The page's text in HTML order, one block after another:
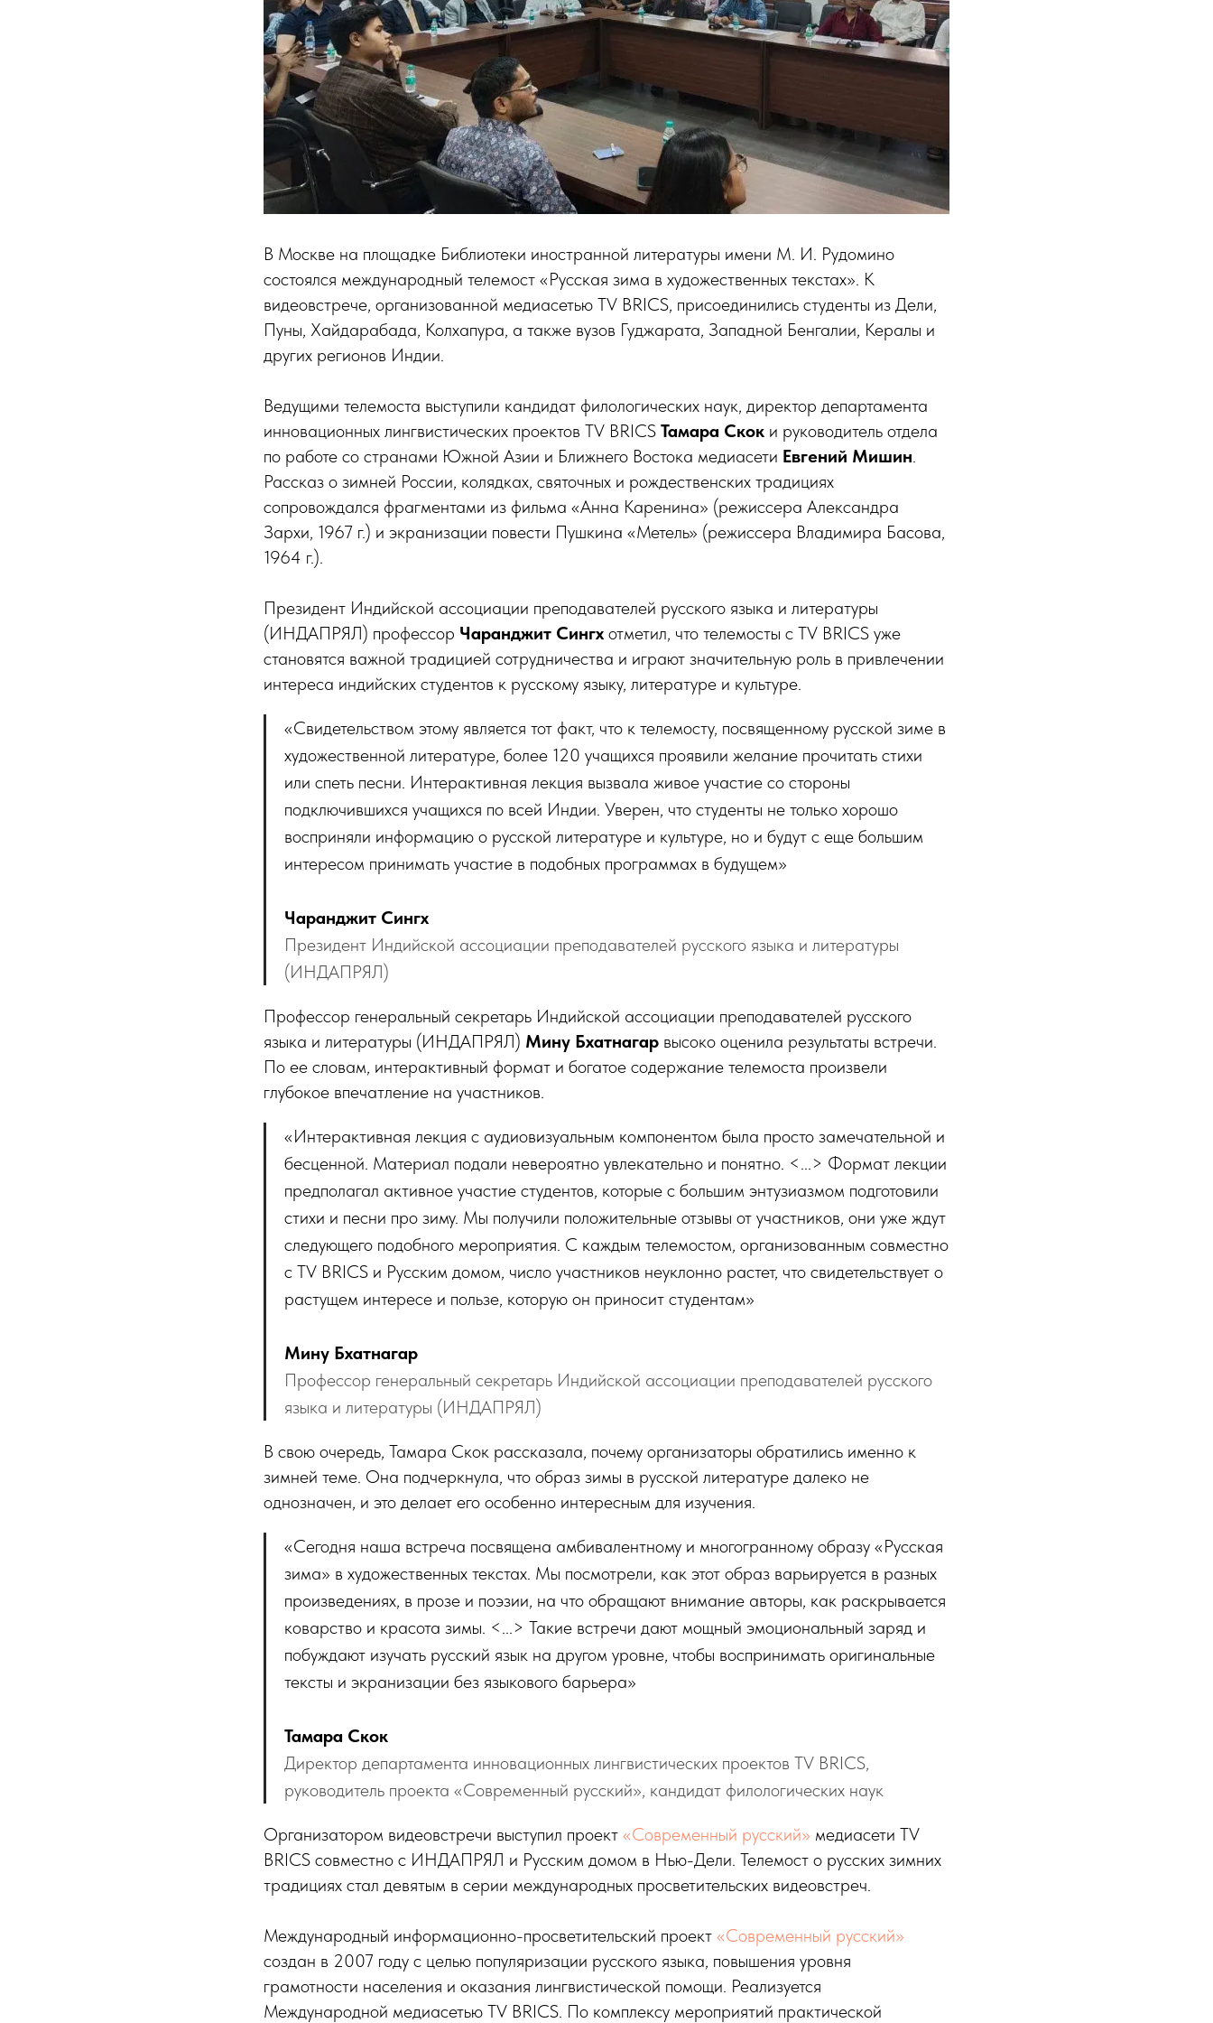
В Москве на площадке Библиотеки иностранной литературы имени М. И. Рудомино
состоялся международный телемост «Русская зима в художественных текстах». К
видеовстрече, организованной медиасетью TV BRICS, присоединились студенты из Дели,
Пуны, Хайдарабада, Колхапура, а также вузов Гуджарата, Западной Бенгалии, Кералы и
других регионов Индии.
Ведущими телемоста выступили кандидат филологических наук, директор департамента
инновационных лингвистических проектов TV BRICS Тамара Скок и руководитель отдела
по работе со странами Южной Азии и Ближнего Востока медиасети Евгений Мишин.
Рассказ о зимней России, колядках, святочных и рождественских традициях
сопровождался фрагментами из фильма «Анна Каренина» (режиссера Александра
Зархи, 1967 г.) и экранизации повести Пушкина «Метель» (режиссера Владимира Басова,
1964 г.).
Президент Индийской ассоциации преподавателей русского языка и литературы
(ИНДАПРЯЛ) профессор Чаранджит Сингх отметил, что телемосты с TV BRICS уже
становятся важной традицией сотрудничества и играют значительную роль в привлечении
интереса индийских студентов к русскому языку, литературе и культуре.
«Свидетельством этому является тот факт, что к телемосту, посвященному русской зиме в
художественной литературе, более 120 учащихся проявили желание прочитать стихи
или спеть песни. Интерактивная лекция вызвала живое участие со стороны
подключившихся учащихся по всей Индии. Уверен, что студенты не только хорошо
восприняли информацию о русской литературе и культуре, но и будут с еще большим
интересом принимать участие в подобных программах в будущем»
Чаранджит Сингх
Президент Индийской ассоциации преподавателей русского языка и литературы
(ИНДАПРЯЛ)
Профессор генеральный секретарь Индийской ассоциации преподавателей русского
языка и литературы (ИНДАПРЯЛ) Мину Бхатнагар высоко оценила результаты встречи.
По ее словам, интерактивный формат и богатое содержание телемоста произвели
глубокое впечатление на участников.
«Интерактивная лекция с аудиовизуальным компонентом была просто замечательной и
бесценной. Материал подали невероятно увлекательно и понятно. <...> Формат лекции
предполагал активное участие студентов, которые с большим энтузиазмом подготовили
стихи и песни про зиму. Мы получили положительные отзывы от участников, они уже ждут
следующего подобного мероприятия. С каждым телемостом, организованным совместно
с ТV BRICS и Русским домом, число участников неуклонно растет, что свидетельствует о
растущем интересе и пользе, которую он приносит студентам»
Мину Бхатнагар
Профессор генеральный секретарь Индийской ассоциации преподавателей русского
языка и литературы (ИНДАПРЯЛ)
В свою очередь, Тамара Скок рассказала, почему организаторы обратились именно к
зимней теме. Она подчеркнула, что образ зимы в русской литературе далеко не
однозначен, и это делает его особенно интересным для изучения.
«Сегодня наша встреча посвящена амбивалентному и многогранному образу «Русская
зима» в художественных текстах. Мы посмотрели, как этот образ варьируется в разных
произведениях, в прозе и поэзии, на что обращают внимание авторы, как раскрывается
коварство и красота зимы. <...> Такие встречи дают мощный эмоциональный заряд и
побуждают изучать русский язык на другом уровне, чтобы воспринимать оригинальные
тексты и экранизации без языкового барьера»
Тамара Скок
Директор департамента инновационных лингвистических проектов TV BRICS,
руководитель проекта «Современный русский», кандидат филологических наук
Организатором видеовстречи выступил проект «Современный русский» медиасети TV
BRICS совместно с ИНДАПРЯЛ и Русским домом в Нью-Дели. Телемост о русских зимних
традициях стал девятым в серии международных просветительских видеовстреч.
Международный информационно-просветительский проект «Современный русский»
создан в 2007 году с целью популяризации русского языка, повышения уровня
грамотности населения и оказания лингвистической помощи. Реализуется
Международной медиасетью TV BRICS. По комплексу мероприятий практической